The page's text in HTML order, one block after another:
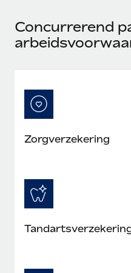
Concurrerend
Zorgverzekering